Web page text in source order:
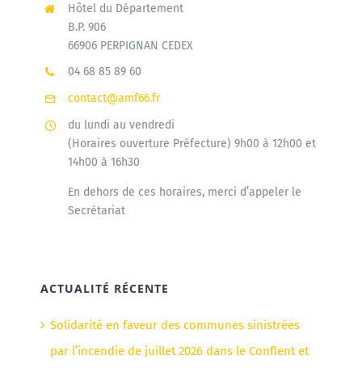
Hôtel du Département
B.P. 906
66906 PERPIGNAN CEDEX
04 68 85 89 60
contact@amf66.fr
du lundi au vendredi
(Horaires ouverture Préfecture) 9h00 à 12h00 et
14h00 à 16h30
En dehors de ces horaires, merci d’appeler le
Secrétariat
ACTUALITÉ RÉCENTE
Solidarité en faveur des communes sinistrées
par l’incendie de juillet 2026 dans le Conflent et